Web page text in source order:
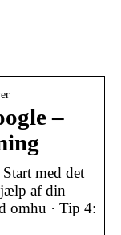
–
med det
af din
omhu · Tip 4: